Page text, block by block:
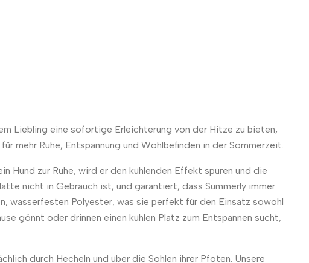
Liebling eine sofortige Erleichterung von der Hitze zu bieten,
Ruhe, Entspannung und Wohlbefinden in der Sommerzeit.
zur Ruhe, wird er den kühlenden Effekt spüren und die
nicht in Gebrauch ist, und garantiert, dass Summerly immer
wasserfesten Polyester, was sie perfekt für den Einsatz sowohl
gönnt oder drinnen einen kühlen Platz zum Entspannen sucht,
durch Hecheln und über die Sohlen ihrer Pfoten. Unsere